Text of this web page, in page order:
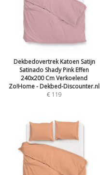
Dekbedovertrek Katoen Satijn
Satinado Shady Pink Effen
240x200 Cm Verkoelend
Zo!Home - Dekbed-Discounter.nl
€ 119